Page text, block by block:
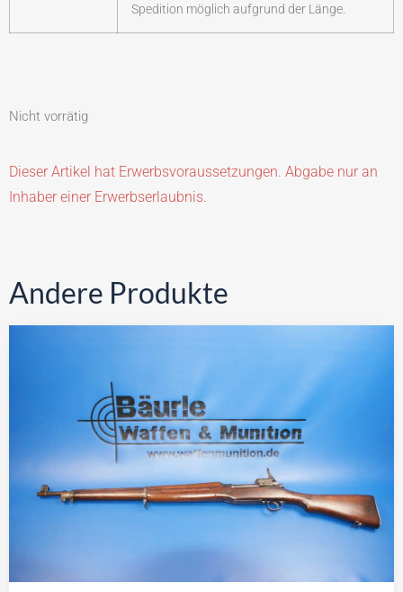
Spedition möglich aufgrund der Länge.
Nicht vorrätig
Dieser Artikel hat Erwerbsvoraussetzungen. Abgabe nur an
Inhaber einer Erwerbserlaubnis.
Andere Produkte